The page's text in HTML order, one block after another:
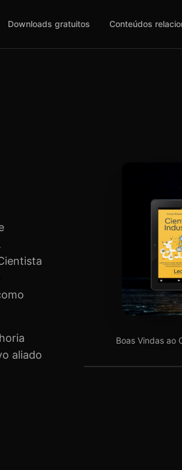
Downloads gratuitos Conteúdos
aliado
Boas Vindas ao